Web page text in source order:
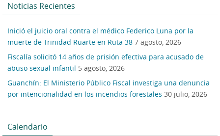
Noticias Recientes
Inició el juicio oral contra el médico Federico Luna por la
muerte de Trinidad Ruarte en Ruta 38 7 agosto, 2026
Fiscalía solicitó 14 años de prisión efectiva para acusado de
abuso sexual infantil 5 agosto, 2026
Guanchín: El Ministerio Público Fiscal investiga una denuncia
por intencionalidad en los incendios forestales 30 julio, 2026
Calendario